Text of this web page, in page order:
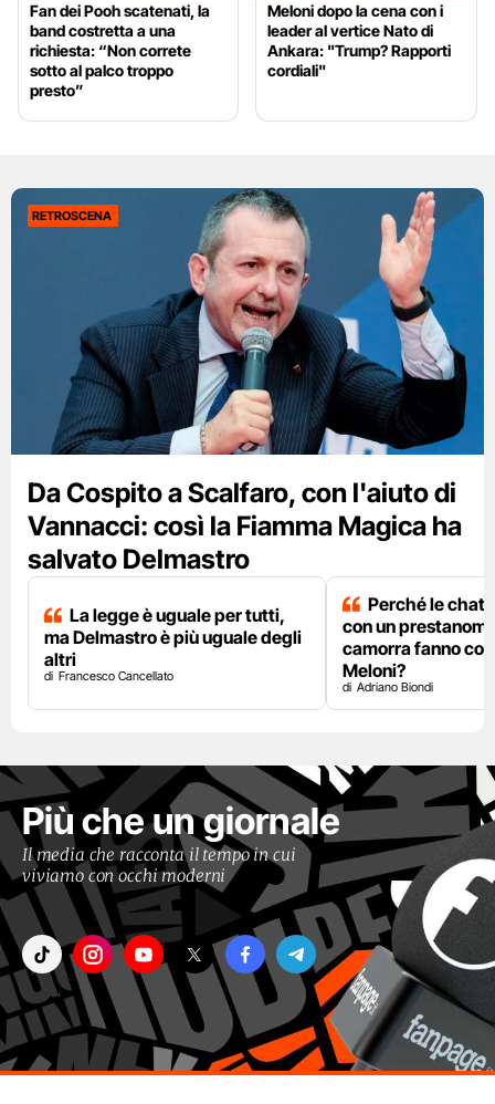
Fan dei Pooh scatenati, la
band costretta a una
richiesta: “Non correte
sotto al palco troppo
presto”
Meloni dopo la cena con i
leader al vertice Nato di
Ankara: "Trump? Rapporti
cordiali"
RETROSCENA
Da Cospito a Scalfaro, con l'aiuto di
Vannacci: così la Fiamma Magica ha
salvato Delmastro
La legge è uguale per tutti,
ma Delmastro è più uguale degli
altri
Francesco Cancellato
Perché le chat
con un
camorra fanno
Meloni?
Adriano Biondi
Più che un giornale
Il media che racconta il tempo in cui
viviamo con occhi moderni